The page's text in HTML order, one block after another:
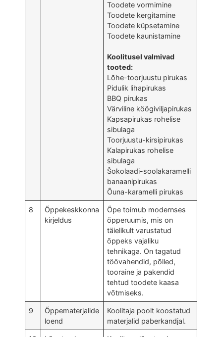
Toodete vormimine
Toodete kergitamine
Toodete küpsetamine
Toodete kaunistamine
Koolitusel valmivad
tooted:
Lõhe-toorjuustu pirukas
Pidulik lihapirukas
BBQ pirukas
Värviline köögiviljapirukas
Kapsapirukas rohelise
sibulaga
Toorjuustu-kirsipirukas
Kalapirukas rohelise
sibulaga
Šokolaadi-soolakaramelli
banaanipirukas
Õuna-karamelli pirukas
8
Õppekeskkonna
kirjeldus
Õpe toimub modernses
õpperuumis, mis on
täielikult varustatud
õppeks vajaliku
tehnikaga. On tagatud
töövahendid, põlled,
tooraine ja pakendid
tehtud toodete kaasa
võtmiseks.
9
Õppematerjalide
loend
Koolitaja poolt koostatud
materjalid paberkandjal.